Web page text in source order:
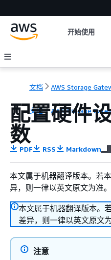
开始使用
文档 AWS Storage
文档 AWS Storage
配置硬件
数
PDF RSS Markdown
本文属于机器翻译版本。若
异，则一律以英文原文为准。
本文属于机器翻译版本。
差异，则一律以英文原文为
注意